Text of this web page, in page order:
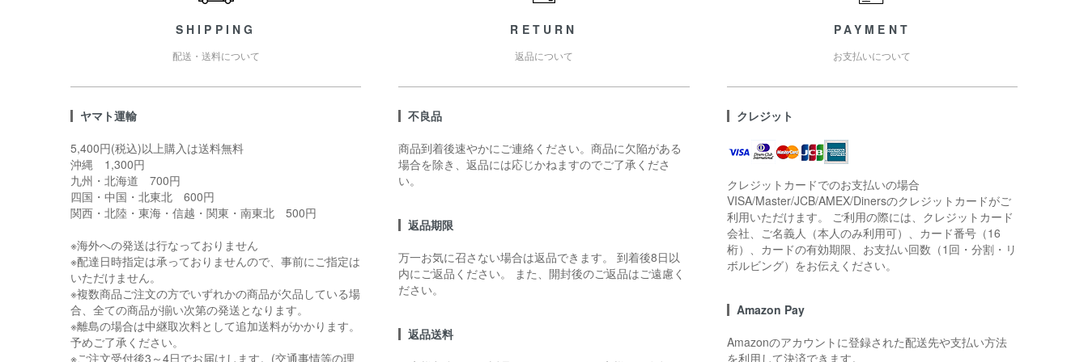
SHIPPING
配送・送料について
ヤマト運輸
5,400円(税込)以上購入は送料無料
沖縄 1,300円
九州・北海道 700円
四国・中国・北東北 600円
関西・北陸・東海・信越・関東・南東北 500円
※海外への発送は行なっておりません
※配達日時指定は承っておりませんので、事前にご指定は
いただけません。
※複数商品ご注文の方でいずれかの商品が欠品している場
合、全ての商品が揃い次第の発送となります。
※離島の場合は中継取次料として追加送料がかかります。
予めご了承ください。
※ご注文受付後3～4日でお届けします。(交通事情等の理
RETURN
返品について
不良品
商品到着後速やかにご連絡ください。商品に欠陥がある
場合を除き、返品には応じかねますのでご了承くださ
い。
返品期限
万一お気に召さない場合は返品できます。 到着後8日以
内にご返品ください。 また、開封後のご返品はご遠慮く
ださい。
返品送料
PAYMENT
お支払いについて
クレジット
クレジットカードでのお支払いの場合
VISA/Master/JCB/AMEX/Dinersのクレジットカードがご
利用いただけます。 ご利用の際には、クレジットカード
会社、ご名義人（本人のみ利用可）、カード番号（16
桁）、カードの有効期限、お支払い回数（1回・分割・リ
ボルビング）をお伝えください。
Amazon Pay
Amazonのアカウントに登録された配送先や支払い方法
を利用して決済できます。